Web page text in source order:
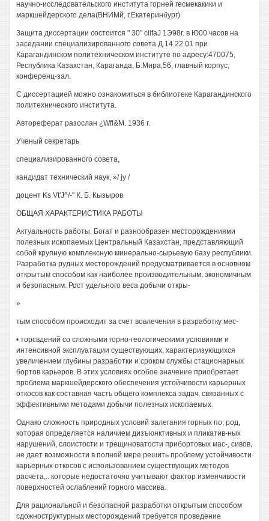
научно-исследовательского института горней гесмекакики и
маркшейдерского дела(ВНИМй, г.Екатеринбург)
Защита диссертации состоится " 30" ciifaJ 1Э98г. в Ю00 часов на
заседании специализированного совета Д.14.22.01 при
Карагандинском политехническом институте по адресу:470075,
Республика Казахстан, Караганда, Б.Мира,56, главный корпус,
конференц-зал.
С диссертацией можно ознакомиться в библиотеке Карагандинского
политехнического института.
Автореферат разослан ¿Wfl&M. 1936 г.
Ученый секретарь
специализированного совета,
кандидат технический наук, »/ jу /
доцент Ks Vt'J^/-" К. Б. Кызыров
ОБЩАЯ ХАРАКТЕРИСТИКА РАБОТЫ
Актуальность работы. Богат и разнообразен месторождениями
полезных ископаемых Центральный Казахстан, представляющий
собой крупную комплексную минерально-сырьевую базу республики.
Разработка рудных месторождений предусматривается в основном
открытым способом как наиболее производительным, экономичным
и безопасным. Рост удельного веса добычи откры-
»
тым способом происходит за счет вовлечения в разработку мес-
• торсвдений со сложными горно-геологическими условиями и
интенсивной эксплуатации существующих, характеризующихся
увеличением глубины разработки и сроком службы стационарных
бортов карьеров. В этих условиях особое значение приобретает
проблема маркшейдерского обеспечения устойчивости карьерных
откосов как составная часть общего комплекса задач, связанных с
эффективными методами добычи полезных ископаемых.
Однако сложность природных условий залегания горных по; род,
которая определяется наличием дизъюнктивных и пликатив-ных
нарушений, слоистости и трещиноватости прибортовых мас-, сивов,
не дает возможности в полной мере решить проблему устойчивости
карьерных откосов с использованием существующих методов
расчета,.. которые недостаточно учитывают фактор изменчивости
поверхностей ослаблений горного массива.
Для рациональной и безопасной разработки открытым способом
сдожноструктурных месторождений требуется проведение